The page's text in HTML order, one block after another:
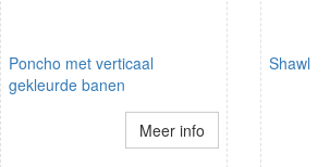
Poncho met verticaal
gekleurde banen
Meer info
Shawl